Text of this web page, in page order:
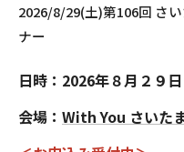
2026/8/29(土)第106回 さ
ナー
日時：2026年８月２９
会場： With You さいた